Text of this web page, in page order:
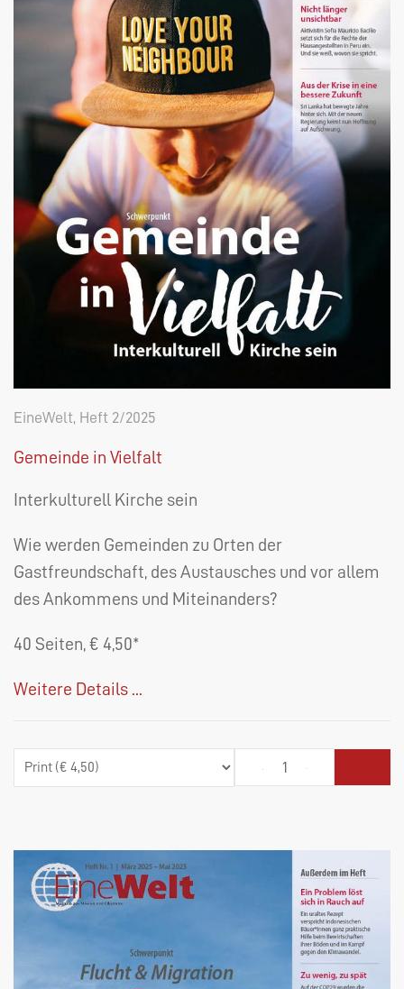
EineWelt, Heft 2/2025
Gemeinde in Vielfalt
Interkulturell Kirche sein
Wie werden Gemeinden zu Orten der
Gastfreundschaft, des Austausches und vor allem
des Ankommens und Miteinanders?
40 Seiten, € 4,50*
Weitere Details ...